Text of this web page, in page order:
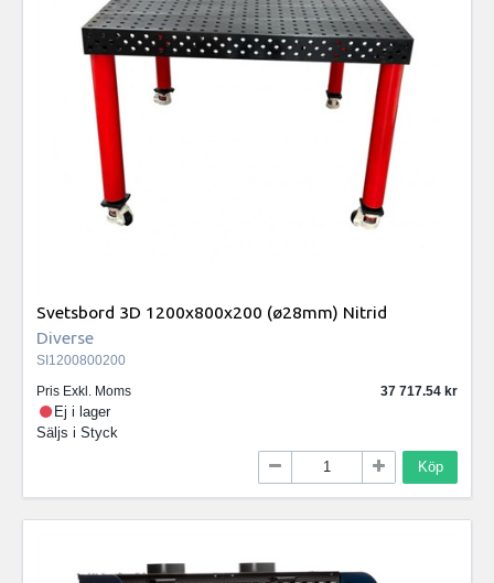
Svetsbord 3D 1200x800x200 (ø28mm) Nitrid
Diverse
SI1200800200
Pris Exkl. Moms
37 717.54
Ej i lager
Säljs i Styck
Köp